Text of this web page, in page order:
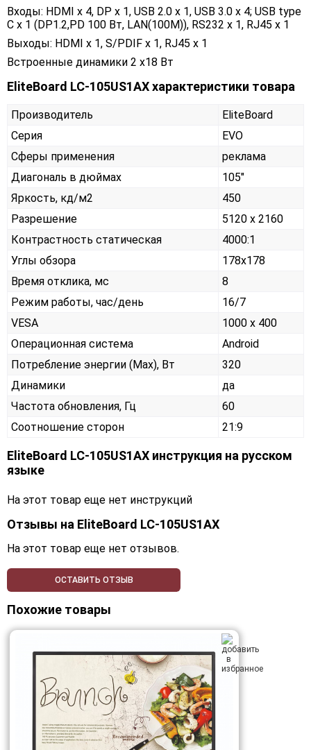
Входы: HDMI x 4, DP x 1, USB 2.0 x 1, USB 3.0 x 4; USB type
C x 1 (DP1.2,PD 100 Вт, LAN(100M)), RS232 x 1, RJ45 x 1
Выходы: HDMI x 1, S/PDIF х 1, RJ45 x 1
Встроенные динамики 2 x18 Вт
EliteBoard LC-105US1AX характеристики товара
Производитель
EliteBoard
Серия
EVO
Сферы применения
реклама
Диагональ в дюймах
105"
Яркость, кд/м2
450
Разрешение
5120 x 2160
Контрастность статическая
4000:1
Углы обзора
178x178
Время отклика, мс
8
Режим работы, час/день
16/7
VESA
1000 х 400
Операционная система
Android
Потребление энергии (Max), Вт
320
Динамики
да
Частота обновления, Гц
60
Соотношение сторон
21:9
EliteBoard LC-105US1AX инструкция на русском
языке
На этот товар еще нет инструкций
Отзывы на EliteBoard LC-105US1AX
На этот товар еще нет отзывов.
ОСТАВИТЬ ОТЗЫВ
Похожие товары